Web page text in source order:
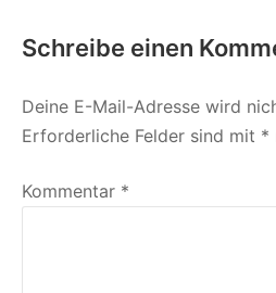
Schreibe einen
Deine E-Mail-Adresse wird
Erforderliche Felder sind mit *
Kommentar *